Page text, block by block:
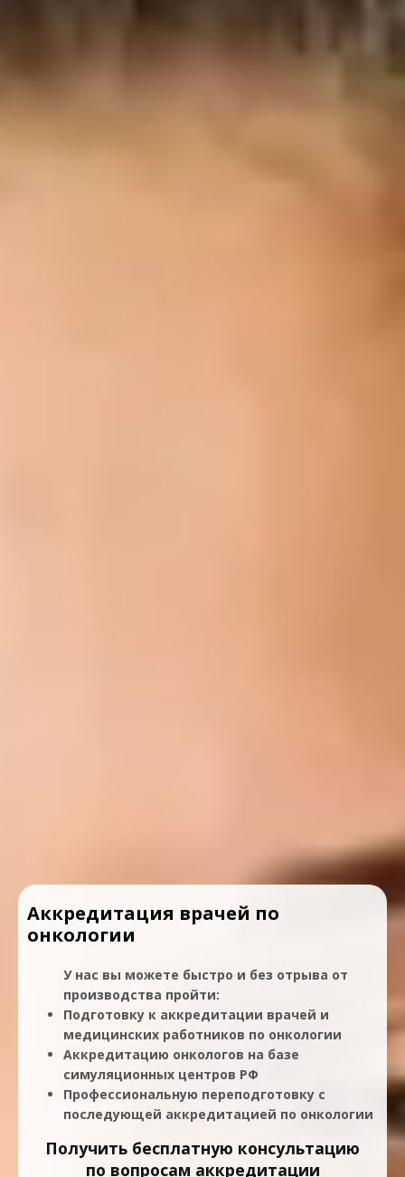
Аккредитация врачей по
онкологии
У нас вы можете быстро и без отрыва от
производства пройти:
Подготовку к аккредитации врачей и
медицинских работников по онкологии
Аккредитацию онкологов на базе
симуляционных центров РФ
Профессиональную переподготовку с
последующей аккредитацией по онкологии
Получить бесплатную консультацию
по вопросам аккредитации